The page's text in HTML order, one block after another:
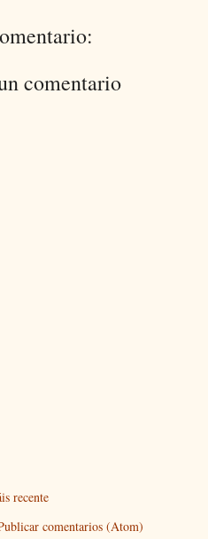
comentario
recente
comentarios (Atom)